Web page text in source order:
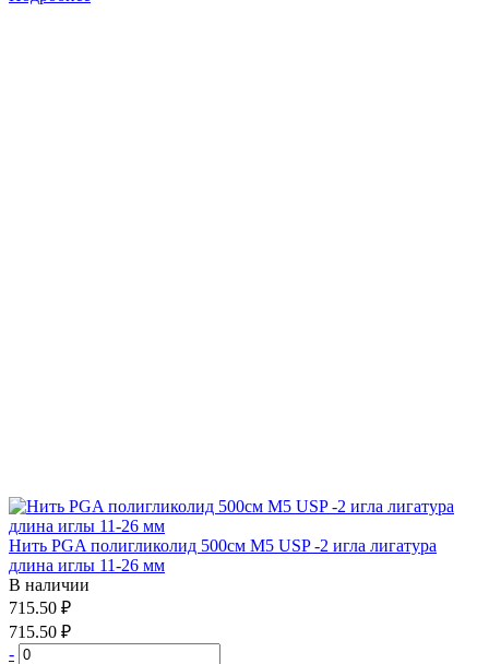
Нить PGA полигликолид 500см М5 USP -2 игла лигатура
длина иглы 11-26 мм
В наличии
715.50 ₽
715.50 ₽
-